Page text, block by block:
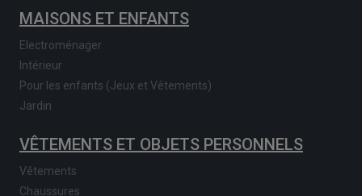
MAISONS ET ENFANTS
Electroménager
Intérieur
Pour les enfants (Jeux et Vêtements)
Jardin
VÊTEMENTS ET OBJETS PERSONNELS
Vêtements
Chaussures